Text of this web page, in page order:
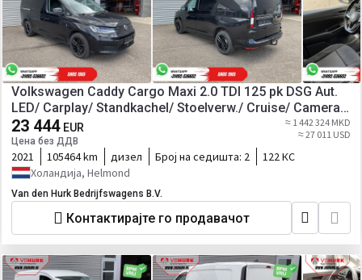
Volkswagen Caddy Cargo Maxi 2.0 TDI 125 pk DSG Aut.
LED/ Carplay/ Standkachel/ Stoelverw./ Cruise/ Camera/
Airco/ 17”LMV/ PDC/ Trekhaak
23 444 EUR
Цена без ДДВ
≈ 1 442 324 MKD
≈ 27 011 USD
2021 105464 km дизел Број на седишта: 2
122 КС
Холандија, Helmond
Van den Hurk Bedrijfswagens B.V.
Контактирајте го продавачот